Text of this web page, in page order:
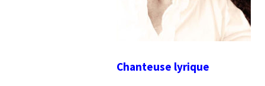
Chanteuse lyrique